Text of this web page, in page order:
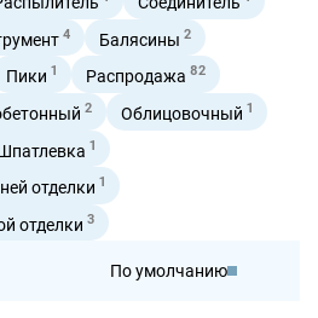
4 Балясины 2
Пики 1 Распродажа 82
2 Облицовочный 1
1
отделки 1
отделки 3
По умолчанию